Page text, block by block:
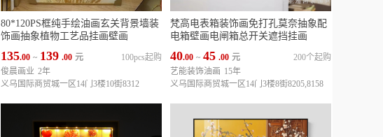
80*120PS框纯手绘油画玄关背景墙装
饰画抽象植物工艺品挂画壁画
135.00 ~ 139 .00 元
100pcs起购
俊晨画业 2年
义乌国际商贸城一区14门3楼10街8312
梵高电表箱装饰画免打孔莫奈抽象配
电箱壁画电闸箱总开关遮挡挂画
40.00 ~ 45 .00 元
200个起购
艺能装饰油画 15年
义乌国际商贸城一区14门3楼8街8205,8158